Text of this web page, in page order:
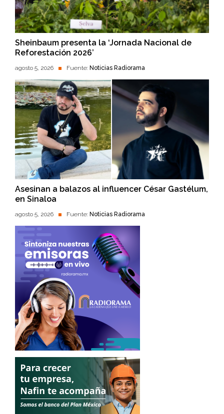
Sheinbaum presenta la ‘Jornada Nacional de
Reforestación 2026’
agosto 5, 2026 Fuente: Noticias Radiorama
Asesinan a balazos al influencer César Gastélum,
en Sinaloa
agosto 5, 2026 Fuente: Noticias Radiorama